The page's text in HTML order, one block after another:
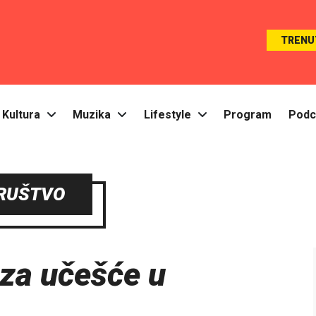
Kultura Muzika Lifestyle Program
učešće u